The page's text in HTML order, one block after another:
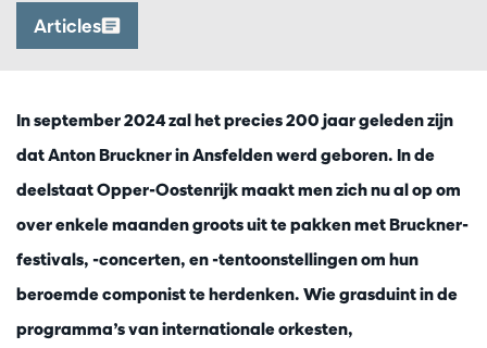
Articles
In september 2024 zal het precies 200 jaar geleden zijn
dat Anton Bruckner in Ansfelden werd geboren. In de
deelstaat Opper-Oostenrijk maakt men zich nu al op om
over enkele maanden groots uit te pakken met Bruckner-
festivals, -concerten, en -tentoonstellingen om hun
beroemde componist te herdenken. Wie grasduint in de
programma’s van internationale orkesten,